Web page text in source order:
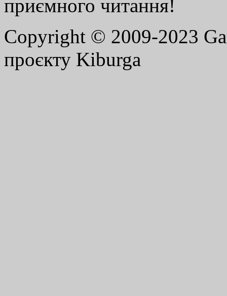
приємного читання!
Copyright © 2009-2023
проєкту Kiburga